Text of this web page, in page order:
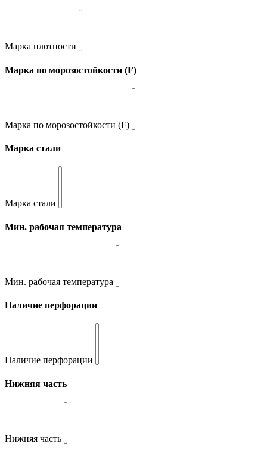
Марка плотности
Марка по морозостойкости (F)
Марка по морозостойкости (F)
Марка стали
Марка стали
Мин. рабочая температура
Мин. рабочая температура
Наличие перфорации
Наличие перфорации
Нижняя часть
Нижняя часть